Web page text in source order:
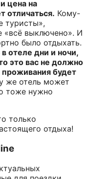
цена на
отличаться. Кому-
туристы»,
«всё выключено». И
было отдыхать.
отеле дни и ночи,
это вас не должно
будет
же отель может
тоже нужно
только
отдыха!